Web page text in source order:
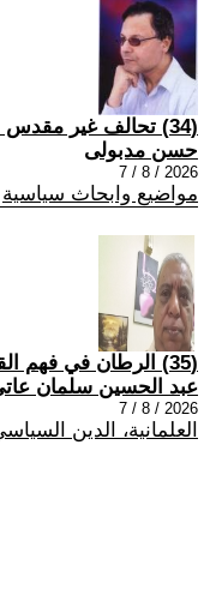
(34) تحالف غير مقدس !؟
حسن مدبولى
2026 / 8 / 7
مواضيع وابحاث سياسية
(35) الرطان في فهم القران.....6
عبد الحسين سلمان
2026 / 8 / 7
العلمانية، الدين